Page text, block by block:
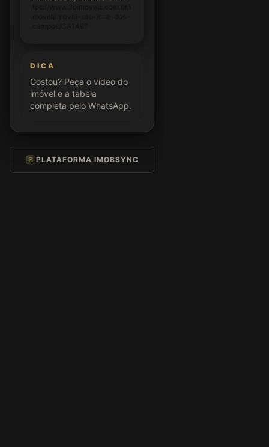
DICA
Gostou? Peça o vídeo do
imóvel e a tabela
completa pelo WhatsApp.
PLATAFORMA IMOBSYNC